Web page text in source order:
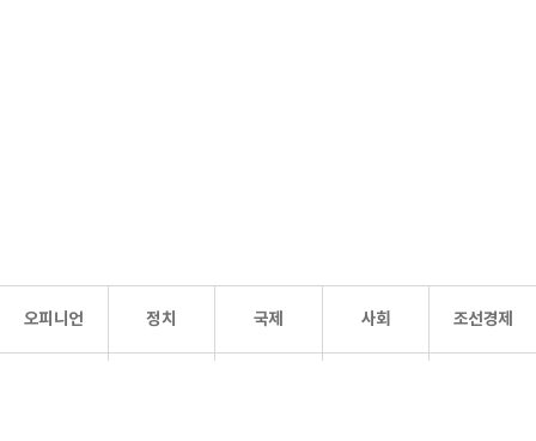
오피니언 정치 국제 사회 조선경제